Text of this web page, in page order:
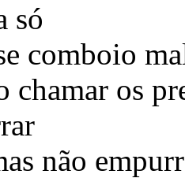
só
comboio
chamar os
não